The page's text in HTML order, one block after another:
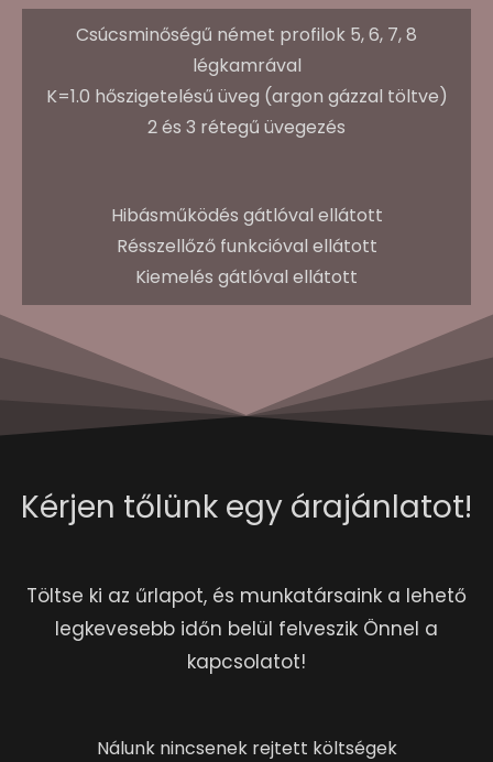
Csúcsminőségű német profilok 5, 6, 7, 8
légkamrával
K=1.0 hőszigetelésű üveg (argon gázzal töltve)
2 és 3 rétegű üvegezés
Hibásműködés gátlóval ellátott
Résszellőző funkcióval ellátott
Kiemelés gátlóval ellátott
Kérjen tőlünk egy árajánlatot!
Töltse ki az űrlapot, és munkatársaink a lehető
legkevesebb időn belül felveszik Önnel a
kapcsolatot!
Nálunk nincsenek rejtett költségek